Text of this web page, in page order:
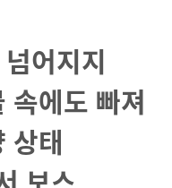
어지지
속에도 빠져
상태